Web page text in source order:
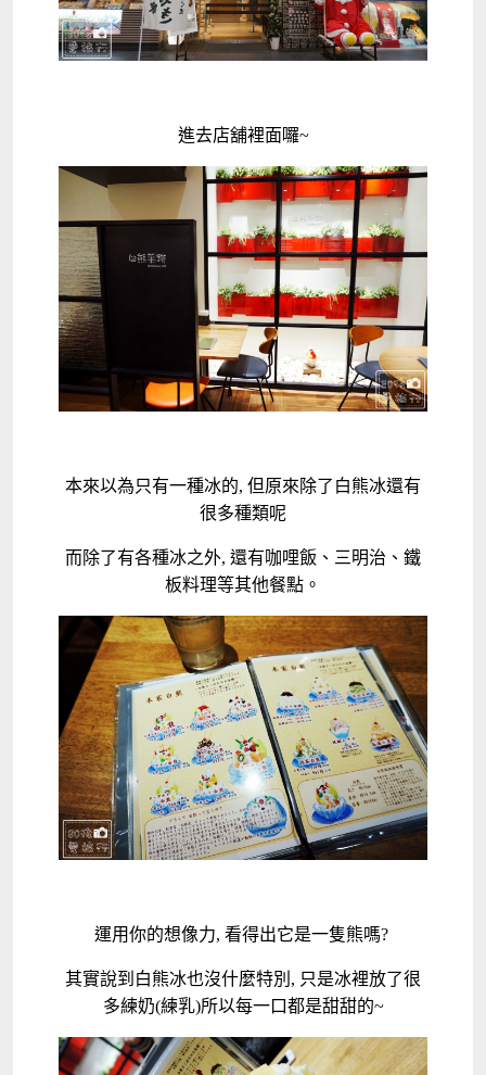
進去店舖裡面囉~
本來以為只有一種冰的, 但原來除了白熊冰還有
很多種類呢
而除了有各種冰之外, 還有咖哩飯、三明治、鐵
板料理等其他餐點。
運用你的想像力, 看得出它是一隻熊嗎?
其實說到白熊冰也沒什麼特別, 只是冰裡放了很
多練奶(練乳)所以每一口都是甜甜的~